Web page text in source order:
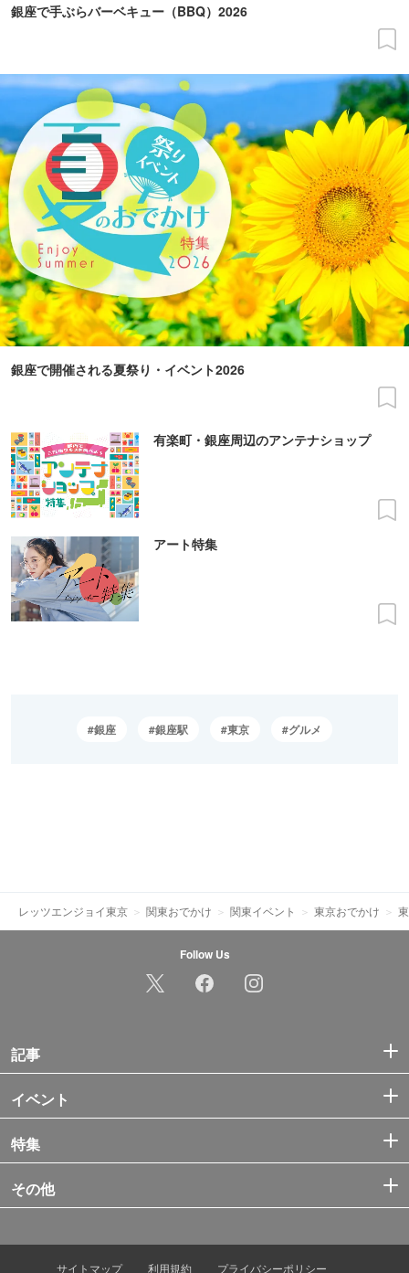
銀座で手ぶらバーベキュー（BBQ）2026
銀座で開催される夏祭り・イベント2026
有楽町・銀座周辺のアンテナショップ
アート特集
銀座 銀座駅 東京 グルメ
レッツエンジョイ東京 関東おでかけ 関東イベント 東京おでかけ
Follow Us
記事
イベント
特集
その他
サイトマップ 利用規約 プライバシーポリシー